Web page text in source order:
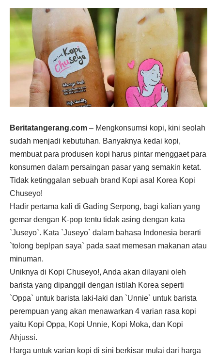
Beritatangerang.com – Mengkonsumsi kopi, kini seolah
sudah menjadi kebutuhan. Banyaknya kedai kopi,
membuat para produsen kopi harus pintar menggaet para
konsumen dalam persaingan pasar yang semakin ketat.
Tidak ketinggalan sebuah brand Kopi asal Korea Kopi
Chuseyo!
Hadir pertama kali di Gading Serpong, bagi kalian yang
gemar dengan K-pop tentu tidak asing dengan kata
`Juseyo`. Kata `Juseyo` dalam bahasa Indonesia berarti
`tolong beplpan saya` pada saat memesan makanan atau
minuman.
Uniknya di Kopi Chuseyo!, Anda akan dilayani oleh
barista yang dipanggil dengan istilah Korea seperti
`Oppa` untuk barista laki-laki dan `Unnie` untuk barista
perempuan yang akan menawarkan 4 varian rasa kopi
yaitu Kopi Oppa, Kopi Unnie, Kopi Moka, dan Kopi
Ahjussi.
Harga untuk varian kopi di sini berkisar mulai dari harga